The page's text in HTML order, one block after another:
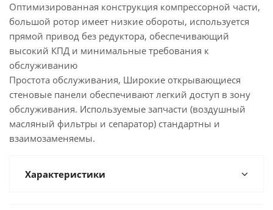
Оптимизированная конструкция компрессорной части,
большой ротор имеет низкие обороты, используется
прямой привод без редуктора, обеспечивающий
высокий КПД и минимальные требования к
обслуживанию
Простота обслуживания, Широкие открывающиеся
стеновые панели обеспечивают легкий доступ в зону
обслуживания. Используемые запчасти (воздушный
масляный фильтры и сепаратор) стандартны и
взаимозаменяемы.
Характеристики